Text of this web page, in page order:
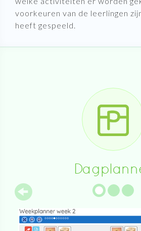
voorkeuren van de leerlingen
heeft gespeeld.